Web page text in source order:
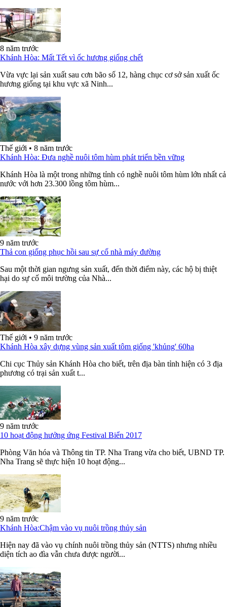
8 năm trước
Khánh Hòa: Mất Tết vì ốc hương giống chết
Vừa vực lại sản xuất sau cơn bão số 12, hàng chục cơ sở sản xuất ốc
hương giống tại khu vực xã Ninh...
Thế giới • 8 năm trước
Khánh Hòa: Đưa nghề nuôi tôm hùm phát triển bền vững
Khánh Hòa là một trong những tỉnh có nghề nuôi tôm hùm lớn nhất cả
nước với hơn 23.300 lồng tôm hùm...
9 năm trước
Thả con giống phục hồi sau sự cố nhà máy đường
Sau một thời gian ngưng sản xuất, đến thời điểm này, các hộ bị thiệt
hại do sự cố môi trường của Nhà...
Thế giới • 9 năm trước
Khánh Hòa xây dựng vùng sản xuất tôm giống 'khủng' 60ha
Chi cục Thủy sản Khánh Hòa cho biết, trên địa bàn tỉnh hiện có 3 địa
phương có trại sản xuất t...
9 năm trước
10 hoạt động hưởng ứng Festival Biển 2017
Phòng Văn hóa và Thông tin TP. Nha Trang vừa cho biết, UBND TP.
Nha Trang sẽ thực hiện 10 hoạt động...
9 năm trước
Khánh Hòa:Chậm vào vụ nuôi trồng thủy sản
Hiện nay đã vào vụ chính nuôi trồng thủy sản (NTTS) nhưng nhiều
diện tích ao đìa vẫn chưa được người...